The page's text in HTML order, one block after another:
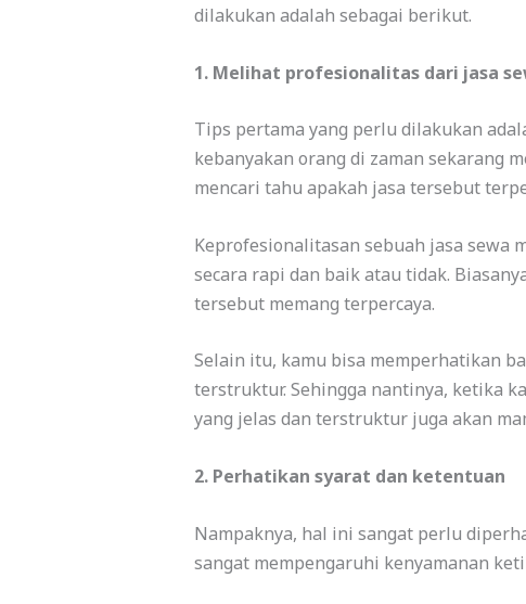
dilakukan adalah sebagai berikut.
1. Melihat profesionalitas dari jasa
Tips pertama yang perlu dilakukan
kebanyakan orang di zaman sekarang
mencari tahu apakah jasa tersebut
Keprofesionalitasan sebuah jasa sewa
secara rapi dan baik atau tidak.
tersebut memang terpercaya.
Selain itu, kamu bisa memperhatikan
terstruktur. Sehingga nantinya, ketika
yang jelas dan terstruktur juga akan
2. Perhatikan syarat dan ketentuan
Nampaknya, hal ini sangat perlu
sangat mempengaruhi kenyamanan